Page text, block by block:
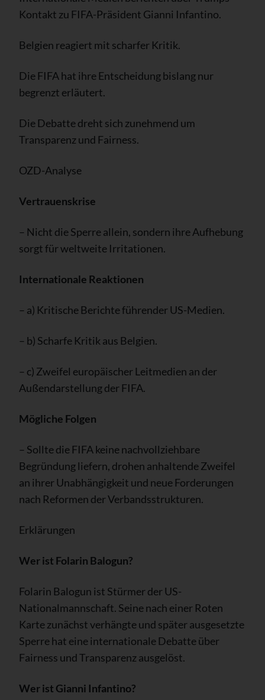
Kontakt zu FIFA-Präsident Gianni Infantino.
Belgien reagiert mit scharfer Kritik.
Die FIFA hat ihre Entscheidung bislang nur
begrenzt erläutert.
Die Debatte dreht sich zunehmend um
Transparenz und Fairness.
OZD-Analyse
Vertrauenskrise
– Nicht die Sperre allein, sondern ihre Aufhebung
sorgt für weltweite Irritationen.
Internationale Reaktionen
– a) Kritische Berichte führender US-Medien.
– b) Scharfe Kritik aus Belgien.
– c) Zweifel europäischer Leitmedien an der
Außendarstellung der FIFA.
Mögliche Folgen
– Sollte die FIFA keine nachvollziehbare
Begründung liefern, drohen anhaltende Zweifel
an ihrer Unabhängigkeit und neue Forderungen
nach Reformen der Verbandsstrukturen.
Erklärungen
Wer ist Folarin Balogun?
Folarin Balogun ist Stürmer der US-
Nationalmannschaft. Seine nach einer Roten
Karte zunächst verhängte und später ausgesetzte
Sperre hat eine internationale Debatte über
Fairness und Transparenz ausgelöst.
Wer ist Gianni Infantino?